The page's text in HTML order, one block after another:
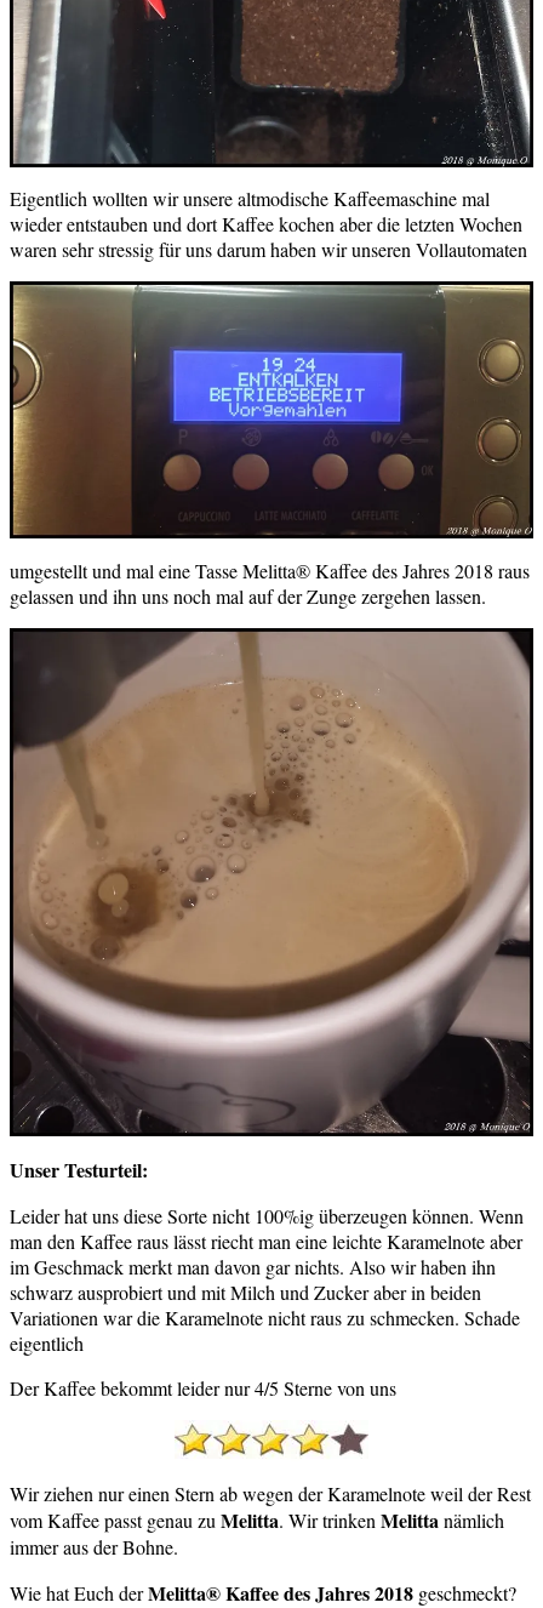
Eigentlich wollten wir unsere altmodische Kaffeemaschine mal
wieder entstauben und dort Kaffee kochen aber die letzten Wochen
waren sehr stressig für uns darum haben wir unseren Vollautomaten
umgestellt und mal eine Tasse Melitta® Kaffee des Jahres 2018 raus
gelassen und ihn uns noch mal auf der Zunge zergehen lassen.
Unser Testurteil:
Leider hat uns diese Sorte nicht 100%ig überzeugen können. Wenn
man den Kaffee raus lässt riecht man eine leichte Karamelnote aber
im Geschmack merkt man davon gar nichts. Also wir haben ihn
schwarz ausprobiert und mit Milch und Zucker aber in beiden
Variationen war die Karamelnote nicht raus zu schmecken. Schade
eigentlich
Der Kaffee bekommt leider nur 4/5 Sterne von uns
Wir ziehen nur einen Stern ab wegen der Karamelnote weil der Rest
vom Kaffee passt genau zuMelitta. Wir trinkenMelittanämlich
immer aus der Bohne.
Wie hat Euch derMelitta® Kaffee des Jahres 2018 geschmeckt?